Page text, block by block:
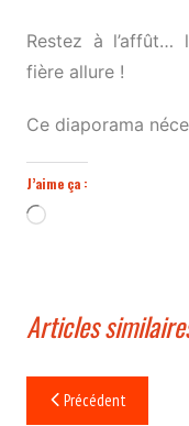
Restez à l’affût…
fière allure !
Ce diaporama
J’aime ça :
Chargement…
Articles
Navigation
Précédent